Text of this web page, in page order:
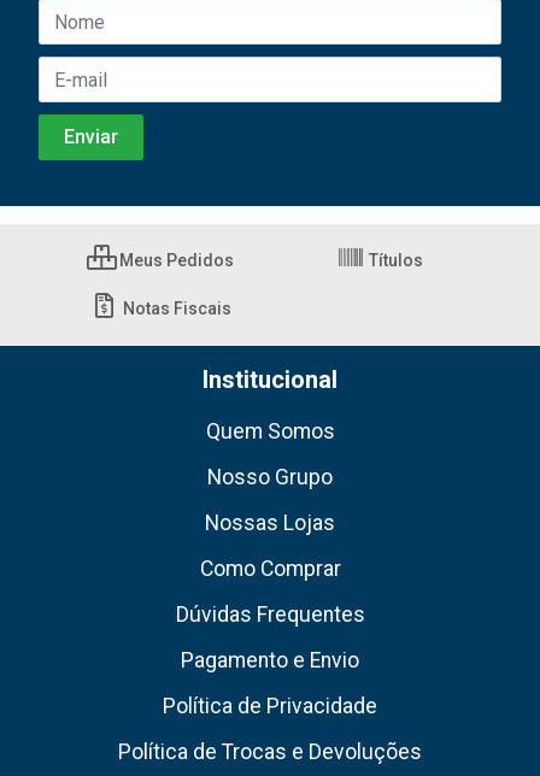
Meus Pedidos Títulos
Notas Fiscais
Institucional
Quem Somos
Nosso Grupo
Nossas Lojas
Como Comprar
Dúvidas Frequentes
Pagamento e Envio
Política de Privacidade
Política de Trocas e Devoluções